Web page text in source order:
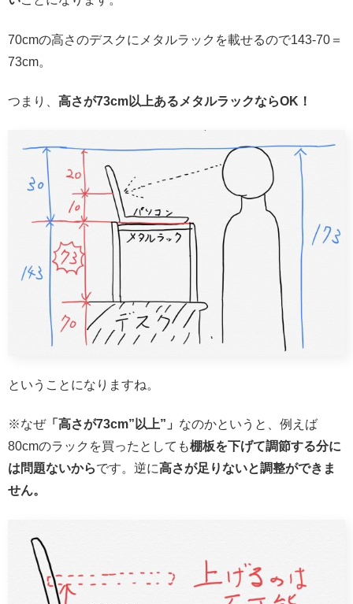
70cmの高さのデスクにメタルラックを載せるので143-70＝
73cm。
つまり、 高さが73cm以上あるメタルラックならOK！
ということになりますね。
※なぜ「高さが73cm”以上”」 なのかというと、例えば
80cmのラックを買ったとしても棚板を下げて調節する分に
は問題ないからです。逆に高さが足りないと調整ができま
せん。